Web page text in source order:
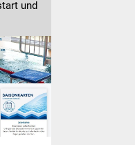
Vergabe
- Selbsteintrag
und